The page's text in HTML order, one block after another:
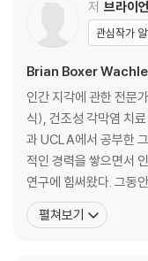
크레이지 섹시하게!
우리의 몸과 마음 : 커다란
제3장 보이는 것이 모두
어두운 자각몽의 구성 요소
검게 물들이기 : 예술은
과학에 눈이 멀다 : 착각
제4장 유체 이탈 또는 땅
떠다니기 : 유체 이탈 체험
저 브라이
관심작가
Brian Boxer
인간 지각에 관한 전문
식), 건조성 각막염 치
과 UCLA에서 공부한
적인 경력을 쌓으면서
연구에 힘써왔다. 그동
학술 발표를 하는 등 자
이틀리 뉴스], [굿모닝
펼쳐보기